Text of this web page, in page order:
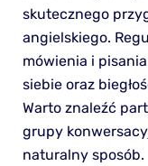
skutecznego
angielskiego.
mówienia i
siebie oraz
Warto znaleźć
grupy
naturalny sposób.